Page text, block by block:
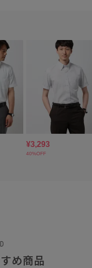
め商品